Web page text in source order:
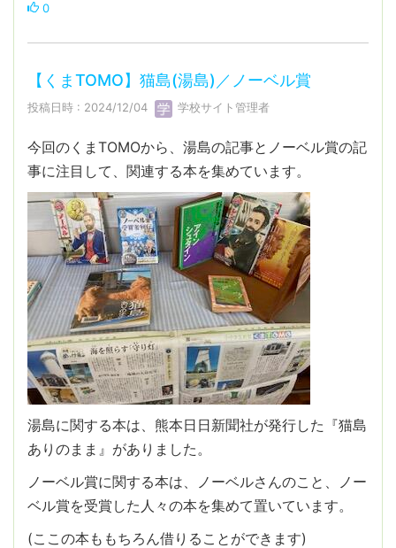
0
【くまTOMO】猫島(湯島)／ノーベル賞
投稿日時 : 2024/12/04 学校サイト管理者
今回のくまTOMOから、湯島の記事とノーベル賞の記
事に注目して、関連する本を集めています。
湯島に関する本は、熊本日日新聞社が発行した『猫島
ありのまま』がありました。
ノーベル賞に関する本は、ノーベルさんのこと、ノー
ベル賞を受賞した人々の本を集めて置いています。
(ここの本ももちろん借りることができます)